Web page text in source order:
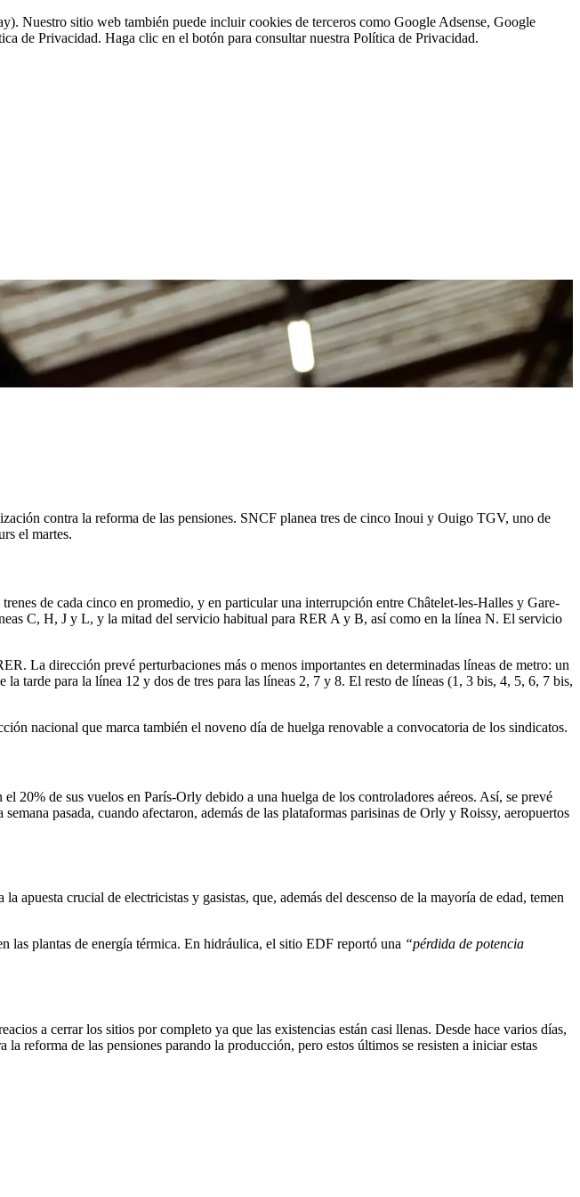
Nuestro sitio web también puede incluir cookies de terceros como Google Adsense, Google
de Privacidad. Haga clic en el botón para consultar nuestra Política de Privacidad.
contra la reforma de las pensiones. SNCF planea tres de cinco Inoui y Ouigo TGV, uno de
el martes.
de cada cinco en promedio, y en particular una interrupción entre Châtelet-les-Halles y Gare-
C, H, J y L, y la mitad del servicio habitual para RER A y B, así como en la línea N. El servicio
La dirección prevé perturbaciones más o menos importantes en determinadas líneas de metro: un
tarde para la línea 12 y dos de tres para las líneas 2, 7 y 8. El resto de líneas (1, 3 bis, 4, 5, 6, 7 bis,
nacional que marca también el noveno día de huelga renovable a convocatoria de los sindicatos.
de sus vuelos en París-Orly debido a una huelga de los controladores aéreos. Así, se prevé
pasada, cuando afectaron, además de las plataformas parisinas de Orly y Roissy, aeropuertos
crucial de electricistas y gasistas, que, además del descenso de la mayoría de edad, temen
las plantas de energía térmica. En hidráulica, el sitio EDF reportó una “pérdida de potencia
a cerrar los sitios por completo ya que las existencias están casi llenas. Desde hace varios días,
reforma de las pensiones parando la producción, pero estos últimos se resisten a iniciar estas